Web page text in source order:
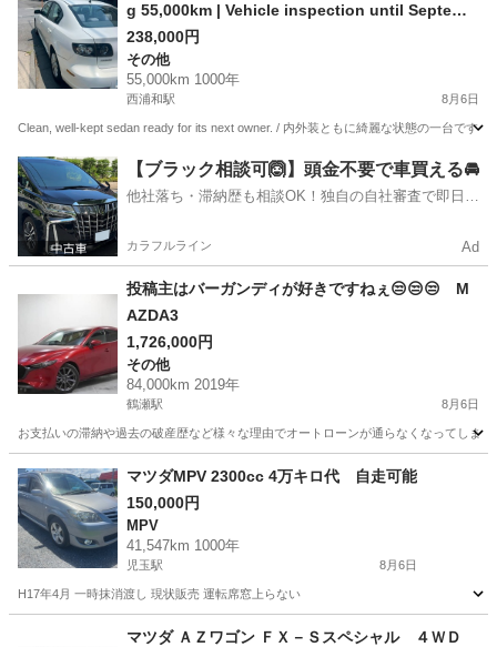
g 55,000km | Vehicle inspection until Septemb
er 2027 - 250,000 yen
238,000円
その他
55,000km 1000年
西浦和駅 8月6日
Clean, well-kept sedan ready for its next owner. / 内外装ともに綺麗な状態の一台です
埼玉 戸田市 西浦和駅 その他
【ブラック相談可🙆】頭金不要で車買える🚘
他社落ち・滞納歴も相談OK！独自の自社審査で即日解
カラフルライン Ad
投稿主はバーガンディが好きですねぇ😒😒😒 M
AZDA3
1,726,000円
その他
84,000km 2019年
鶴瀬駅 8月6日
お支払いの滞納や過去の破産歴など様々な理由でオートローンが通らなくなってしま
埼玉 川越市 鶴瀬駅 オトロン
マツダMPV 2300cc 4万キロ代 自走可能
150,000円
MPV
41,547km 1000年
児玉駅 8月6日
H17年4月 一時抹消渡し 現状販売 運転席窓上らない
児玉駅 MPV
マツダ ＡＺワゴン ＦＸ－Ｓスペシャル ４ＷＤ